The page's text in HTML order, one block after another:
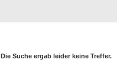
Die Suche ergab leider keine Treffer.